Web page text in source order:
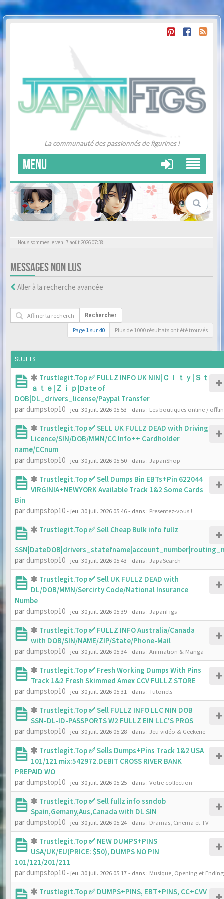
La communauté des passionnés de figurines !
MENU
Nous sommes le ven. 7 août 2026 07:38
MESSAGES NON LUS
Aller à la recherche avancée
Rechercher
Page 1 sur 40 Plus de 1000 résultats ont été trouvés
SUJETS
Trustlegit.Top ✅ FULLZ INFO UK NIN|Ｃｉｔｙ|Ｓｔ
ａｔｅ|Ｚｉｐ|Date of
DOB|DL_drivers_license/Paypal Transfer
par dumpstop10- jeu. 30 juil. 2026 05:53 - dans : Les boutiques online /
Trustlegit.Top ✅ SELL UK FULLZ DEAD with Driving
Licence/SIN/DOB/MMN/CC Info++ Cardholder
name/CCnum
par dumpstop10- jeu. 30 juil. 2026 05:50- dans : JapanShop
Trustlegit.Top ✅ Sell Dumps Bin EBTs+Pin 622044
VIRGINIA+NEWYORK Available Track 1&2 Some Cards
Bin
par dumpstop10- jeu. 30 juil. 2026 05:46- dans : Presentez-vous !
Trustlegit.Top ✅ Sell Cheap Bulk info fullz
par dumpstop10- jeu. 30 juil. 2026 05:43 - dans : JapaSearch
Trustlegit.Top ✅ Sell UK FULLZ DEAD with
DL/DOB/MMN/Sercirty Code/National Insurance
Numbe
par dumpstop10- jeu. 30 juil. 2026 05:39- dans : JapanFigs
Trustlegit.Top ✅ FULLZ INFO Australia/Canada
with DOB/SIN/NAME/ZIP/State/Phone-Mail
par dumpstop10- jeu. 30 juil. 2026 05:34- dans : Animation & Manga
Trustlegit.Top ✅ Fresh Working Dumps With Pins
Track 1&2 Fresh Skimmed Amex CCV FULLZ STORE
par dumpstop10- jeu. 30 juil. 2026 05:31 - dans : Tutoriels
Trustlegit.Top ✅ Sell FULLZ INFO LLC NIN DOB
SSN-DL-ID-PASSPORTS W2 FULLZ EIN LLC'S PROS
par dumpstop10- jeu. 30 juil. 2026 05:28- dans : Jeu vidéo & Geekerie
Trustlegit.Top ✅ Sells Dumps+Pins Track 1&2 USA
101/121 mix:542972.DEBIT CROSS RIVER BANK
PREPAID WO
par dumpstop10- jeu. 30 juil. 2026 05:25- dans : Votre collection
Trustlegit.Top ✅ Sell fullz info ssndob
Spain,Gemany,Aus,Canada with DL SIN
par dumpstop10- jeu. 30 juil. 2026 05:24- dans : Dramas, Cinema et TV
Trustlegit.Top ✅ NEW DUMPS+PINS
USA/UK/EU(PRICE: $50), DUMPS NO PIN
101/121/201/211
par dumpstop10- jeu. 30 juil. 2026 05:17- dans : Musique, Opening et Ending
Trustlegit.Top ✅ DUMPS+PINS, EBT+PINS, CC+CVV